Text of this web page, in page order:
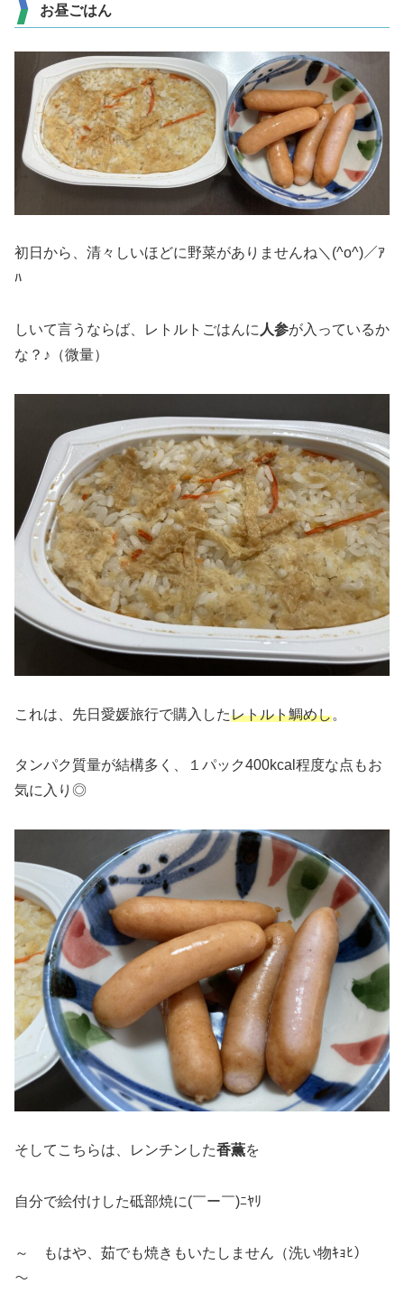
お昼ごはん
初日から、清々しいほどに野菜がありませんね＼(^o^)／ｱ
ﾊ
しいて言うならば、レトルトごはんに 人参が入っているか
な？♪（微量）
これは、先日愛媛旅行で購入したレトルト鯛めし。
タンパク質量が結構多く、１パック400kcal程度な点もお
気に入り◎
そしてこちらは、レンチンした香薫を
自分で絵付けした砥部焼に(￣ー￣)ﾆﾔﾘ
～ もはや、茹でも焼きもいたしません（洗い物ｷｮﾋ）
～